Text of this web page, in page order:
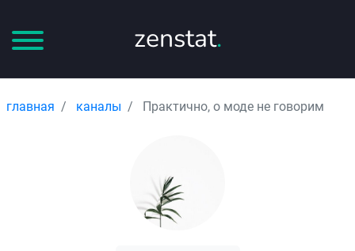
zenstat.
главная каналы Практично, о моде не говорим